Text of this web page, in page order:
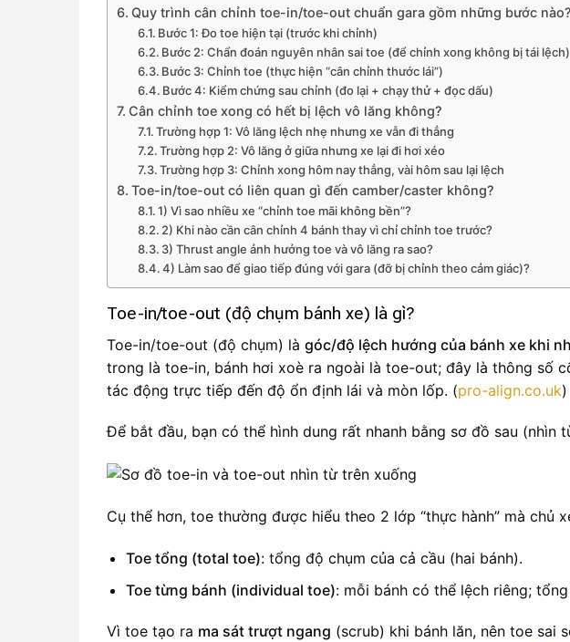
Quy trình cân chỉnh toe-in/toe-out chuẩn gara gồm những bước nào?
Bước 1: Đo toe hiện tại (trước khi chỉnh)
Bước 2: Chẩn đoán nguyên nhân sai toe (để chỉnh xong không bị tái lệch)
Bước 3: Chỉnh toe (thực hiện “cân chỉnh thước lái”)
Bước 4: Kiểm chứng sau chỉnh (đo lại + chạy thử + đọc dấu)
Cân chỉnh toe xong có hết bị lệch vô lăng không?
Trường hợp 1: Vô lăng lệch nhẹ nhưng xe vẫn đi thẳng
Trường hợp 2: Vô lăng ở giữa nhưng xe lại đi hơi xéo
Trường hợp 3: Chỉnh xong hôm nay thẳng, vài hôm sau lại lệch
Toe-in/toe-out có liên quan gì đến camber/caster không?
1) Vì sao nhiều xe “chỉnh toe mãi không bền”?
2) Khi nào cần cân chỉnh 4 bánh thay vì chỉ chỉnh toe trước?
3) Thrust angle ảnh hưởng toe và vô lăng ra sao?
4) Làm sao để giao tiếp đúng với gara (đỡ bị chỉnh theo cảm giác)?
Toe-in/toe-out (độ chụm bánh xe) là gì?
Toe-in/toe-out (độ chụm) là góc/độ lệch hướng của bánh xe khi
trong là toe-in, bánh hơi xoè ra ngoài là toe-out; đây là thông số
tác động trực tiếp đến độ ổn định lái và mòn lốp. (pro-align.co.uk)
Để bắt đầu, bạn có thể hình dung rất nhanh bằng sơ đồ sau (nhìn
Cụ thể hơn, toe thường được hiểu theo 2 lớp “thực hành” mà chủ
Toe tổng (total toe): tổng độ chụm của cả cầu (hai bánh).
Toe từng bánh (individual toe): mỗi bánh có thể lệch riêng;
Vì toe tạo ra ma sát trượt ngang (scrub) khi bánh lăn, nên toe sai